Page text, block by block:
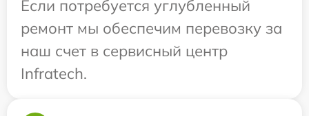
Если потребуется углубленный
ремонт мы обеспечим перевозку за
наш счет в сервисный центр
Infratech.